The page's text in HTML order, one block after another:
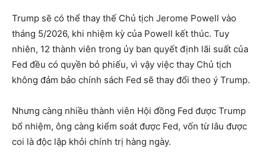
Trump sẽ có thể thay thế Chủ tịch Jerome Powell vào
tháng 5/2026, khi nhiệm kỳ của Powell kết thúc. Tuy
nhiên, 12 thành viên trong ủy ban quyết định lãi suất của
Fed đều có quyền bỏ phiếu, vì vậy việc thay Chủ tịch
không đảm bảo chính sách Fed sẽ thay đổi theo ý Trump.
Nhưng càng nhiều thành viên Hội đồng Fed được Trump
bổ nhiệm, ông càng kiểm soát được Fed, vốn từ lâu được
coi là độc lập khỏi chính trị hàng ngày.